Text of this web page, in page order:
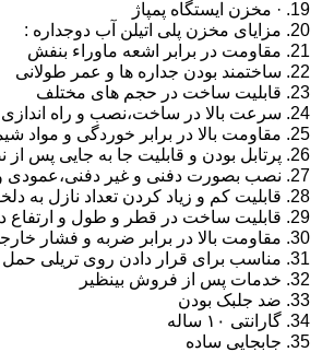
· مخزن ایستگاه پمپاژ
مزایای مخزن پلی اتیلن آب دوجداره :
مقاومت در برابر اشعه ماوراء بنفش
ساختمند بودن جداره ها و عمر طولانی
قابلیت ساخت در حجم های مختلف
سرعت بالا در ساخت،نصب و راه اندازی
مقاومت بالا در برابر خوردگی و مواد
پرتابل بودن و قابلیت جا به جایی پس
نصب بصورت دفنی و غیر دفنی،عمودی
قابلیت کم و زیاد کردن تعداد نازل به
قابلیت ساخت در قطر و طول و ارتفاع
مقاومت بالا در برابر ضربه و فشار
مناسب برای قرار دادن روی تریلی حمل
خدمات پس از فروش بینظیر
ضد جلبک بودن
گارانتی ۱۰ ساله
جابجایی ساده